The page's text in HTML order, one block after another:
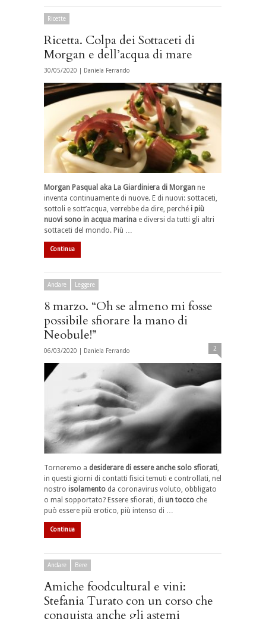
Ricette
Ricetta. Colpa dei Sottaceti di
Morgan e dell’acqua di mare
30/05/2020 | Daniela Ferrando
Morgan Pasqual aka La Giardiniera di Morgan ne
inventa continuamente di nuove. E di nuovi: sottaceti,
sottoli e sott’acqua, verrebbe da dire, perché i più
nuovi sono in acqua marina e diversi da tutti gli altri
sottaceti del mondo. Più …
Continua
Andare Leggere
8 marzo. “Oh se almeno mi fosse
possibile sfiorare la mano di
Neobule!”
06/03/2020 | Daniela Ferrando 2
Torneremo a desiderare di essere anche solo sfiorati,
in questi giorni di contatti fisici temuti e controllati, nel
nostro isolamento da coronavirus voluto, obbligato
o mal sopportato? Essere sfiorati, di un tocco che
può essere più erotico, più intenso di …
Continua
Andare Bere
Amiche foodcultural e vini:
Stefania Turato con un corso che
conquista anche gli astemi